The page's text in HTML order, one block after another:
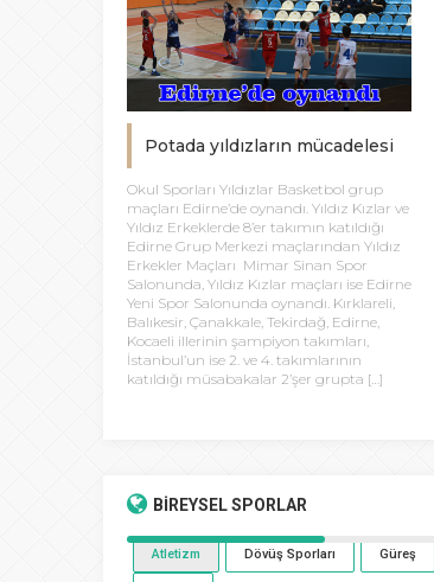
Potada yıldızların mücadelesi
Okul Sporları Yıldızlar Basketbol grup
maçları Edirne’de oynandı. Yıldız Kızlar ve
Yıldız Erkeklerde 8’er takımın katıldığı
Edirne Grup Merkezi maçlarından Yıldız
Erkekler Maçları Mimar Sinan Spor
Salonunda, Yıldız Kızlar maçları ise Edirne
Yeni Spor Salonunda oynandı. Kırklareli,
Balıkesir, Çanakkale, Tekirdağ, Edirne,
Kocaeli illerinin şampiyon takımları,
İstanbul’un ise 2. ve 4. takımlarının
katıldığı müsabakalar 2’şer grupta […]
BİREYSELSPORLAR
Atletizm Dövüş Sporları Güreş